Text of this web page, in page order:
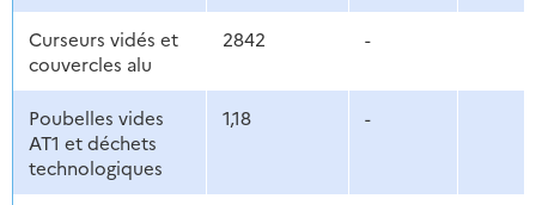
Curseurs vidés et
couvercles alu
2842 -
Poubelles vides
AT1 et déchets
technologiques
1,18 -